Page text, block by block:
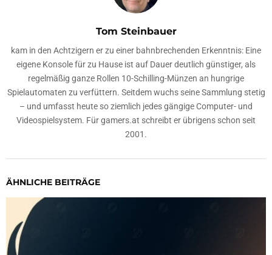
Tom Steinbauer
kam in den Achtzigern er zu einer bahnbrechenden Erkenntnis: Eine
eigene Konsole für zu Hause ist auf Dauer deutlich günstiger, als
regelmäßig ganze Rollen 10-Schilling-Münzen an hungrige
Spielautomaten zu verfüttern. Seitdem wuchs seine Sammlung stetig
– und umfasst heute so ziemlich jedes gängige Computer- und
Videospielsystem. Für gamers.at schreibt er übrigens schon seit
2001.
ÄHNLICHE BEITRÄGE